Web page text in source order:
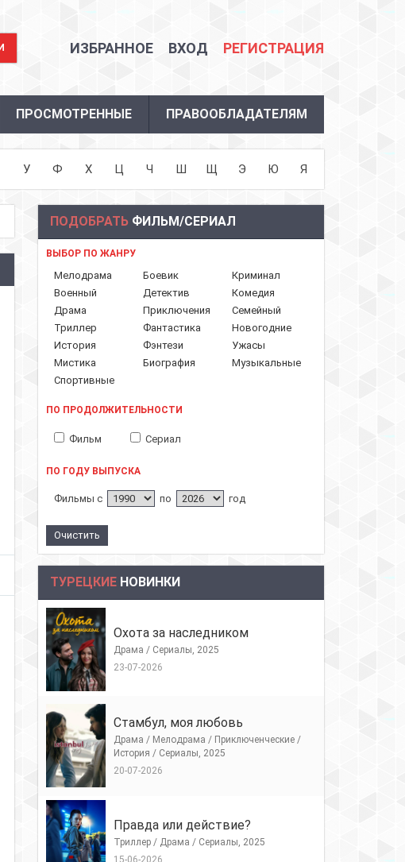
ИЗБРАННОЕ ВХОД РЕГИСТРАЦИЯ
ПРОСМОТРЕННЫЕ ПРАВООБЛАДАТЕЛЯМ
У Ф Х Ц Ч Ш Щ Э Ю Я
ПОДОБРАТЬ ФИЛЬМ/СЕРИАЛ
ВЫБОР ПО ЖАНРУ
Мелодрама Боевик
Криминал
Военный
Детектив
Комедия
Драма
Приключения
Семейный
Триллер
Фантастика
Новогодние
История
Фэнтези
Ужасы
Мистика
Биография
Музыкальные
Спортивные
ПО ПРОДОЛЖИТЕЛЬНОСТИ
Фильм Сериал
ПО ГОДУ ВЫПУСКА
Фильмы с по год
ТУРЕЦКИЕ НОВИНКИ
Охота за наследником
Драма / Сериалы, 2025
23-07-2026
Стамбул, моя любовь
Драма / Мелодрама / Приключенческие /
История / Сериалы, 2025
20-07-2026
Правда или действие?
Триллер / Драма / Сериалы, 2025
15-06-2026